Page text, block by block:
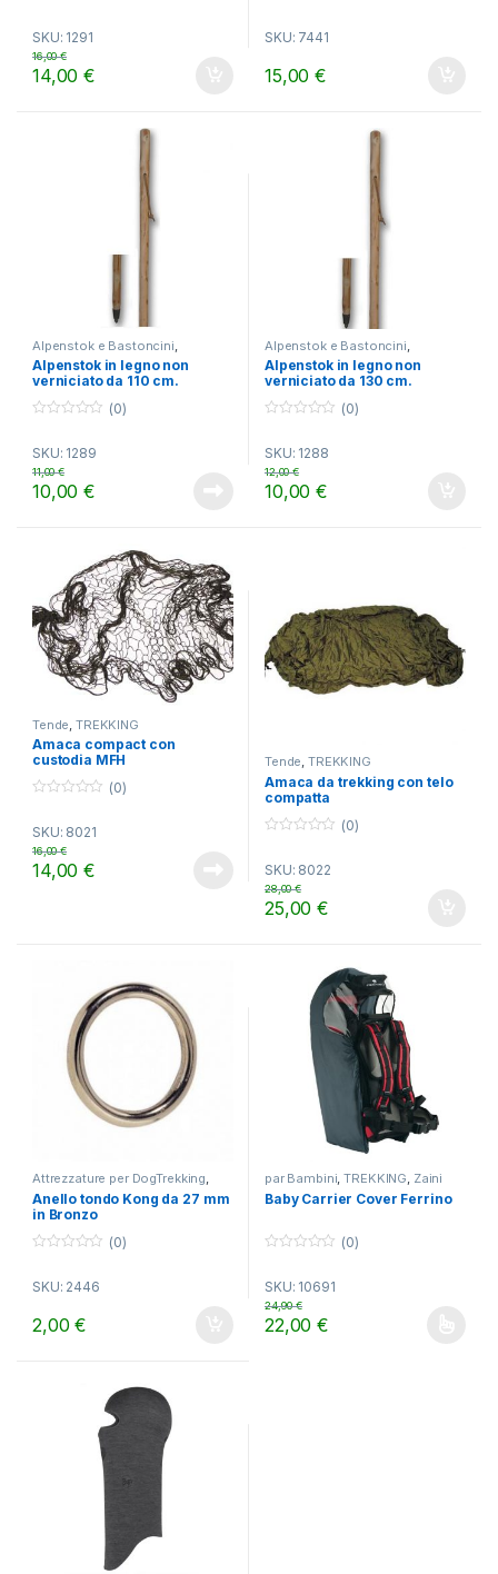
u
t
o
f
SKU: 1291
14,00€
16,00€
u
f
SKU: 7441
15,00€
Alpenstok e Bastoncini
TREKKING
Alpenstok in legno non
verniciato da 110 cm.
u
t
(0)
SKU: 1289
10,00€
11,00€
Alpenstok e Bastoncini
TREKKING
Alpenstok in legno non
verniciato da 130 cm.
u
t
(0)
SKU: 1288
10,00€
12,00€
Tende ,TREKKING
Amaca compact con
custodia MFH
u
t
(0)
SKU: 8021
14,00€
16,00€
Tende,TREKKING
Amaca da trekking con telo
compatta
u
t
o
f
(0)
SKU: 8022
25,00€
28,00€
Attrezzature per DogTrekking,
TREKKING
Anello tondo Kong da 27 mm
in Bronzo
u
f
(0)
SKU: 2446
2,00€
par Bambini,TREKKING, Zaini
Baby Carrier Cover Ferrino
u
t
o
f
(0)
SKU: 10691
22,00€
24,90€
Questo prodotto ha più